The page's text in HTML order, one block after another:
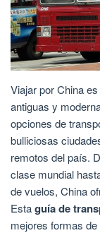
Viajar por China
antiguas y
opciones de
bulliciosas
remotos del país.
clase mundial
de vuelos, China
Estaguía de
mejores formas